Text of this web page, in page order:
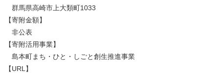
群馬県高崎市上大類町1033
【寄附金額】
非公表
【寄附活用事業】
島本町まち・ひと・しごと創生推進事業​
​【URL】